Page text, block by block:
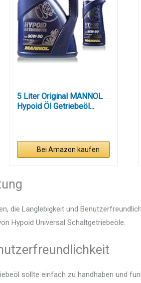
5 Liter Original MANNOL
Hypoid Öl Getriebeöl...
Bei Amazon kaufen
die Langlebigkeit und
Hypoid Universal Schaltgetriebeöle.
sollte einfach zu handhaben und